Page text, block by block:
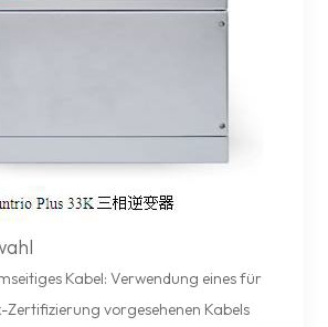
Kabel: Verwendung eines für
Zertifizierung vorgesehenen Kabels